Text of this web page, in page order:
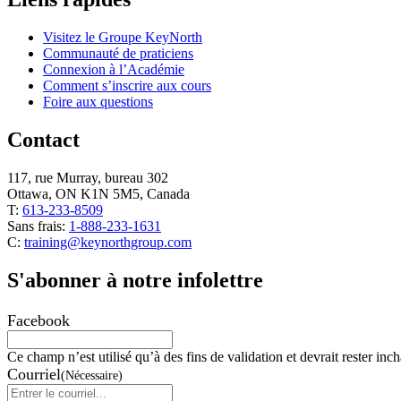
Visitez le Groupe KeyNorth
Communauté de praticiens
Connexion à l’Académie
Comment s’inscrire aux cours
Foire aux questions
Contact
117, rue Murray, bureau 302
Ottawa, ON K1N 5M5, Canada
T: 613-233-8509
Sans frais: 1-888-233-1631
C: training@keynorthgroup.com
S'abonner à notre infolettre
Facebook
Ce champ n’est utilisé qu’à des fins de validation et devrait rester
Courriel(Nécessaire)